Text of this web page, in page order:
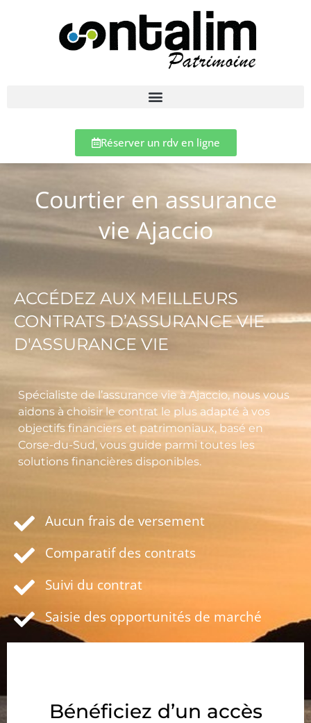
Réserver un rdv en ligne
Courtier en assurance
vie Ajaccio
ACCÉDEZ AUX MEILLEURS
CONTRATS D’ASSURANCE VIE
D'ASSURANCE VIE
Spécialiste de l’assurance vie à Ajaccio, nous vous
aidons à choisir le contrat le plus adapté à vos
objectifs financiers et patrimoniaux, basé en
Corse-du-Sud, vous guide parmi toutes les
solutions financières disponibles.
Aucun frais de versement
Comparatif des contrats
Suivi du contrat
Saisie des opportunités de marché
Bénéficiez d’un accès